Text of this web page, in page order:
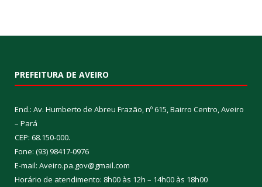
PREFEITURA DE AVEIRO
End.: Av. Humberto de Abreu Frazão, nº 615, Bairro Centro, Aveiro
– Pará
CEP: 68.150-000.
Fone: (93) 98417-0976
E-mail: Aveiro.pa.gov@gmail.com
Horário de atendimento: 8h00 às 12h – 14h00 às 18h00